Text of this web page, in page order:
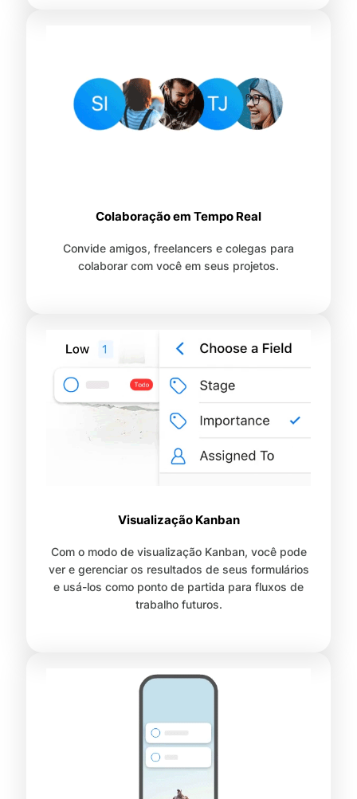
Colaboração em Tempo Real
Convide amigos, freelancers e colegas para
colaborar com você em seus projetos.
Visualização Kanban
Com o modo de visualização Kanban, você pode
ver e gerenciar os resultados de seus formulários
e usá-los como ponto de partida para fluxos de
trabalho futuros.